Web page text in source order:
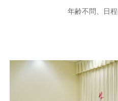
年齢不問、日